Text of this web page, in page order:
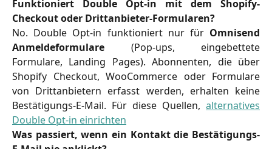
Funktioniert Double Opt-in mit dem Shopify-
Checkout oder Drittanbieter-Formularen?
No. Double Opt-in funktioniert nur für Omnisend
Anmeldeformulare (Pop-ups, eingebettete
Formulare, Landing Pages). Abonnenten, die über
Shopify Checkout, WooCommerce oder Formulare
von Drittanbietern erfasst werden, erhalten keine
Bestätigungs-E-Mail. Für diese Quellen, alternatives
Double Opt-in einrichten
Was passiert, wenn ein Kontakt die Bestätigungs-